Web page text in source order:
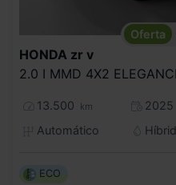
HONDA zr v
2.0 I MMD 4X2
13.500 km
2025
Automático
ECO